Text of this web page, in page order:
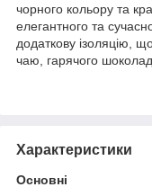
чорного кольору та
елегантного та
додаткову ізоляцію,
чаю, гарячого
Характеристики
Основні